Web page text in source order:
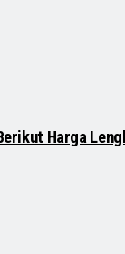
Harga